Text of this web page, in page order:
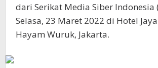
dari Serikat Media Siber Indonesia
Selasa, 23 Maret 2022 di Hotel
Hayam Wuruk, Jakarta.